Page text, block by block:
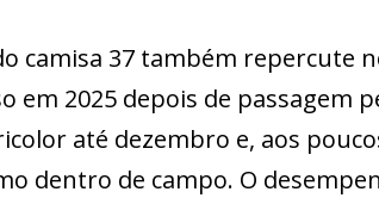
camisa 37 também repercute
em 2025 depois de passagem
até dezembro e, aos
dentro de campo. O